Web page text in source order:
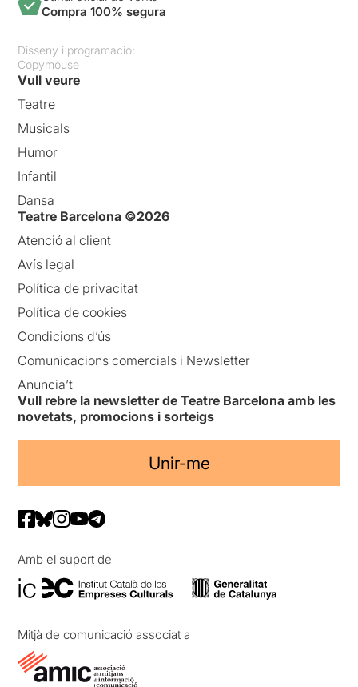
Compra 100% segura
Disseny i programació:
Copymouse
Vull veure
Teatre
Musicals
Humor
Infantil
Dansa
Teatre Barcelona ©2026
Atenció al client
Avís legal
Política de privacitat
Política de cookies
Condicions d’ús
Comunicacions comercials i Newsletter
Anuncia’t
Vull rebre la newsletter de Teatre Barcelona amb les
novetats, promocions i sorteigs
Unir-me
Amb el suport de
Mitjà de comunicació associat a